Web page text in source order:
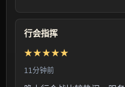
行会指挥
★★★★★
11分钟前